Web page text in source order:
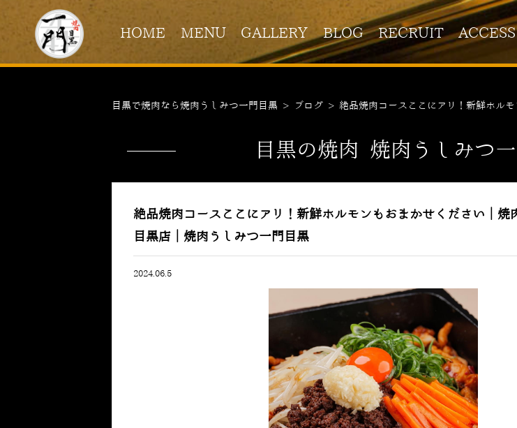
HOME MENU GALLERY BLOG RECRUIT ACCESS
目黒で焼肉なら焼肉うしみつ一門目黒 > ブログ > 絶品焼肉コースここにアリ！新鮮ホル
目黒の焼肉 焼肉うしみつ
絶品焼肉コースここにアリ！新鮮ホルモンもおまかせください｜
目黒店｜焼肉うしみつ一門目黒
2024.06.5